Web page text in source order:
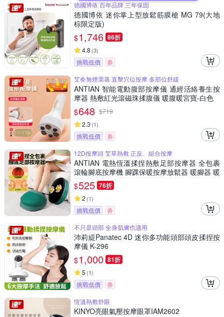
德國博依 百年品牌 三年保固
德國博依 迷你掌上型放鬆筋膜槍 MG 79(大地
棕限定版)
$1,746 86折
4.8 (3)
挑戰低價
券
艾灸無煙需蒸 直擊穴位按摩 多部位舒緩
ANTIAN 智能電動腹部按摩儀 通經活絡養生按
摩器 熱敷紅光滾磁珠揉腹儀 暖腹暖宮寶-白色
$648 $719
2.3 (1)
挑戰低價
券
12D按摩頭 艾草熱敷 正反、組合按摩
ANTIAN 電熱恆溫揉捏熱敷足部按摩器 全包裹
滾輪腳底按摩機 腳踝保暖按摩放鬆器 暖腳器 暖
足器
$525 76折
2 (1)
挑戰低價
券
不只是頭部 全身肌膚也適用
沛莉緹Panatec 4D 迷你多功能頭部頭皮揉捏按
摩儀 K-296
$1,000 81折
5 (1)
挑戰低價
券
恆溫熱敷舒眼
KINYO亮眼氣壓按摩眼罩IAM2602